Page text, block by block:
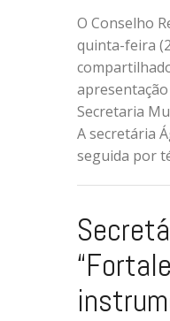
O Conselho
quinta-feira
Secretaria
A secretária
seguida por